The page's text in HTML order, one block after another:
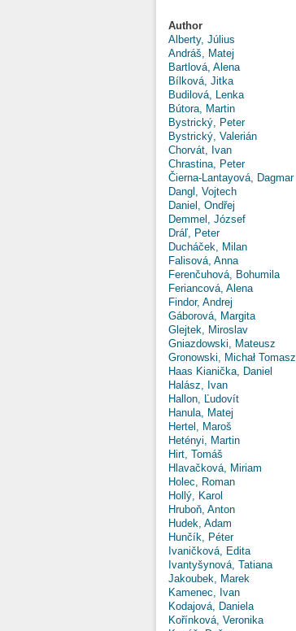
Author
Alberty, Július
Andráš, Matej
Bartlová, Alena
Bílková, Jitka
Budilová, Lenka
Bútora, Martin
Bystrický, Peter
Bystrický, Valerián
Chorvát, Ivan
Chrastina, Peter
Čierna-Lantayová, Dagmar
Dangl, Vojtech
Daniel, Ondřej
Demmel, József
Dráľ, Peter
Ducháček, Milan
Falisová, Anna
Ferenčuhová, Bohumila
Feriancová, Alena
Findor, Andrej
Gáborová, Margita
Glejtek, Miroslav
Gniazdowski, Mateusz
Gronowski, Michał Tomasz
Haas Kianička, Daniel
Halász, Ivan
Hallon, Ľudovít
Hanula, Matej
Hertel, Maroš
Hetényi, Martin
Hirt, Tomáš
Hlavačková, Miriam
Holec, Roman
Hollý, Karol
Hruboň, Anton
Hudek, Adam
Hunčík, Péter
Ivaničková, Edita
Ivantyšynová, Tatiana
Jakoubek, Marek
Kamenec, Ivan
Kodajová, Daniela
Kořínková, Veronika